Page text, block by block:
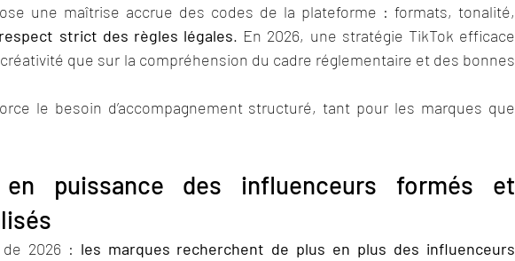
une maîtrise accrue des codes de la plateforme : formats, tonalité,
respect strict des règles légales. En 2026, une stratégie TikTok efficace
que sur la compréhension du cadre réglementaire et des bonnes
le besoin d’accompagnement structuré, tant pour les marques que
puissance des influenceurs formés et
2026 : les marques recherchent de plus en plus des influenceurs